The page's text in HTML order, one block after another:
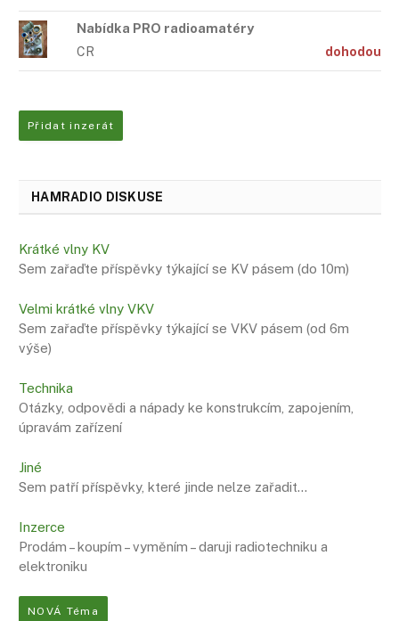
Nabídka PRO radioamatéry
CR dohodou
Přidat inzerát
HAMRADIO DISKUSE
Krátké vlny KV
Sem zařaďte příspěvky týkající se KV pásem (do 10m)
Velmi krátké vlny VKV
Sem zařaďte příspěvky týkající se VKV pásem (od 6m
výše)
Technika
Otázky, odpovědi a nápady ke konstrukcím, zapojením,
úpravám zařízení
Jiné
Sem patří příspěvky, které jinde nelze zařadit…
Inzerce
Prodám – koupím – vyměním – daruji radiotechniku ​​a
elektroniku
NOVÁ Téma